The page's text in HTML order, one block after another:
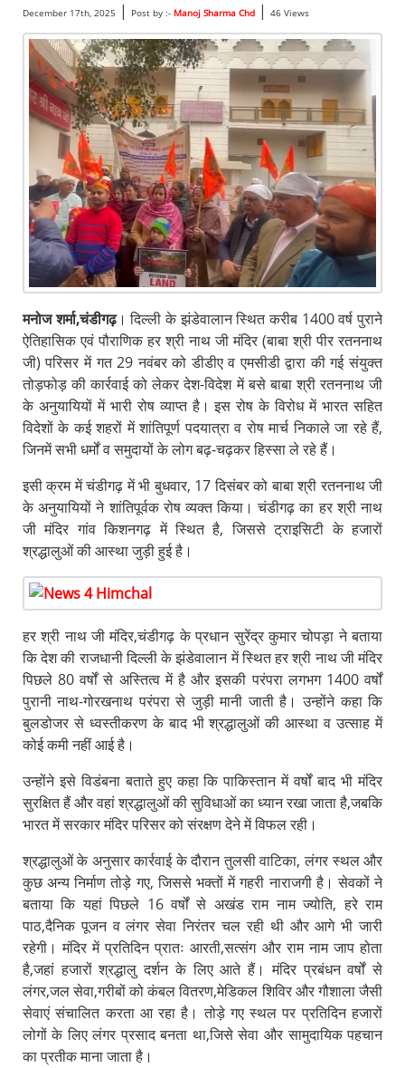
December 17th, 2025 | Post by :- Manoj Sharma Chd| 46 Views
मनोज शर्मा,चंडीगढ़। दिल्ली के झंडेवालान स्थित करीब 1400 वर्ष पुराने
ऐतिहासिक एवं पौराणिक हर श्री नाथ जी मंदिर (बाबा श्री पीर रतननाथ
जी) परिसर में गत 29 नवंबर को डीडीए व एमसीडी द्वारा की गई संयुक्त
तोड़फोड़ की कार्रवाई को लेकर देश-विदेश में बसे बाबा श्री रतननाथ जी
के अनुयायियों में भारी रोष व्याप्त है। इस रोष के विरोध में भारत सहित
विदेशों के कई शहरों में शांतिपूर्ण पदयात्रा व रोष मार्च निकाले जा रहे हैं,
जिनमें सभी धर्मों व समुदायों के लोग बढ़-चढ़कर हिस्सा ले रहे हैं।
इसी क्रम में चंडीगढ़ में भी बुधवार, 17 दिसंबर को बाबा श्री रतननाथ जी
के अनुयायियों ने शांतिपूर्वक रोष व्यक्त किया। चंडीगढ़ का हर श्री नाथ
जी मंदिर गांव किशनगढ़ में स्थित है, जिससे ट्राइसिटी के हजारों
श्रद्धालुओं की आस्था जुड़ी हुई है।
हर श्री नाथ जी मंदिर,चंडीगढ़ के प्रधान सुरेंद्र कुमार चोपड़ा ने बताया
कि देश की राजधानी दिल्ली के झंडेवालान में स्थित हर श्री नाथ जी मंदिर
पिछले 80 वर्षों से अस्तित्व में है और इसकी परंपरा लगभग 1400 वर्षों
पुरानी नाथ-गोरखनाथ परंपरा से जुड़ी मानी जाती है। उन्होंने कहा कि
बुलडोजर से ध्वस्तीकरण के बाद भी श्रद्धालुओं की आस्था व उत्साह में
कोई कमी नहीं आई है।
उन्होंने इसे विडंबना बताते हुए कहा कि पाकिस्तान में वर्षों बाद भी मंदिर
सुरक्षित हैं और वहां श्रद्धालुओं की सुविधाओं का ध्यान रखा जाता है,जबकि
भारत में सरकार मंदिर परिसर को संरक्षण देने में विफल रही।
श्रद्धालुओं के अनुसार कार्रवाई के दौरान तुलसी वाटिका, लंगर स्थल और
कुछ अन्य निर्माण तोड़े गए, जिससे भक्तों में गहरी नाराजगी है। सेवकों ने
बताया कि यहां पिछले 16 वर्षों से अखंड राम नाम ज्योति, हरे राम
पाठ,दैनिक पूजन व लंगर सेवा निरंतर चल रही थी और आगे भी जारी
रहेगी। मंदिर में प्रतिदिन प्रातः आरती,सत्संग और राम नाम जाप होता
है,जहां हजारों श्रद्धालु दर्शन के लिए आते हैं। मंदिर प्रबंधन वर्षों से
लंगर,जल सेवा,गरीबों को कंबल वितरण,मेडिकल शिविर और गौशाला जैसी
सेवाएं संचालित करता आ रहा है। तोड़े गए स्थल पर प्रतिदिन हजारों
लोगों के लिए लंगर प्रसाद बनता था,जिसे सेवा और सामुदायिक पहचान
का प्रतीक माना जाता है।